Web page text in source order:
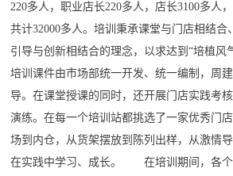
220多人，职业店长220多人，店长3100多人
共计32000多人。培训秉承课堂与门店相结合
引导与创新相结合的理念，以求达到“培植风
培训课件由市场部统一开发、统一编制，周
导。在课堂授课的同时，还开展门店实践考
演练。在每一个培训站都挑选了一家优秀门
场到内仓，从货架摆放到陈列出样，从激情
在实践中学习、成长。 在培训期间，各个